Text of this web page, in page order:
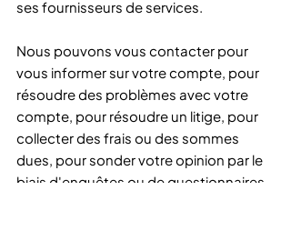
ses fournisseurs de services.
Nous pouvons vous contacter pour
vous informer sur votre compte, pour
résoudre des problèmes avec votre
compte, pour résoudre un litige, pour
collecter des frais ou des sommes
dues, pour sonder votre opinion par le
biais d'enquêtes ou de questionnaires,